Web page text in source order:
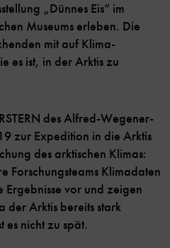
„Dünnes Eis“ im
Museums erleben. Die
mit auf Klima-
es ist, in der Arktis zu
des Alfred-Wegener-
zur Expedition in die Arktis
des arktischen Klimas:
Forschungsteams Klimadaten
Ergebnisse vor und zeigen
der Arktis bereits stark
es nicht zu spät.